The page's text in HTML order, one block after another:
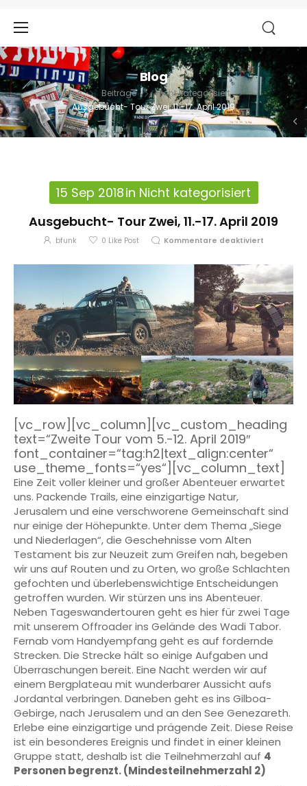
Blog
Home Beiträge
Nicht kategorisiert
Ausgebucht- Tour Zwei, 11.-17. April 2019
15 Sep 2018in Nicht kategorisiert
Ausgebucht- Tour Zwei, 11.-17. April 2019
bfunk 0 Like Post Kommentare deaktiviert
[vc_row][vc_column][vc_custom_heading
text=“Zweite Tour vom 5.-12. April 2019″
font_container=“tag:h2|text_align:center“
use_theme_fonts=“yes“][vc_column_text]
Eine Zeit voller kleiner und großer Abenteuer erwartet
uns. Packende Trails, eine einzigartige Natur,
Jerusalem und eine verschworene Gemeinschaft sind
nur einige der Höhepunkte. Unter dem Thema „Siege
und Niederlagen“, die Geschehnisse vom Alten
Testament bis zur Neuzeit zum Greifen nah, begeben
wir uns auf Routen und zu Orten, wo große Schlachten
gefochten und überlebenswichtige Entscheidungen
getroffen wurden. Wir stürzen uns ins Abenteuer.
Neben Tageswandertouren geht es hier für zwei Tage
mit unserem Offroader ins Gelände des Wadi Tabor.
Fernab vom Handyempfang geht es auf fordernde
Strecken. Die Strecke hält so einige Aufgaben und
Überraschungen bereit. Eine Nacht werden wir auf
einem Bergplateau mit wunderbarer Aussicht aufs
Jordantal verbringen. Daneben geht es ins Gilboa-
Gebirge, nach Jerusalem und an den See Genezareth.
Erlebe eine einzigartige und prägende Zeit. Diese Reise
ist ein besonderes Ereignis und findet in einer kleinen
Gruppe statt, deshalb ist die Teilnehmerzahl auf 4
Personen begrenzt. (Mindesteilnehmerzahl 2)